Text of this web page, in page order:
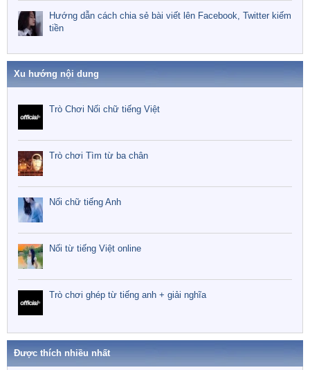
Hướng dẫn cách chia sẻ bài viết lên Facebook, Twitter kiếm
tiền
Xu hướng nội dung
Trò Chơi Nối chữ tiếng Việt
Trò chơi Tìm từ ba chân
Nối chữ tiếng Anh
Nối từ tiếng Việt online
Trò chơi ghép từ tiếng anh + giải nghĩa
Được thích nhiều nhất